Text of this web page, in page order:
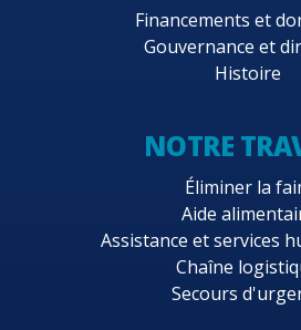
Financements et
Gouvernance et
Histoire
NOTRE
Éliminer la
Aide
Assistance et services
Chaîne
Secours